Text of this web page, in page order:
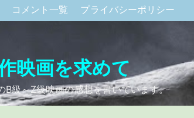
コメント一覧 プライバシーポリシー
映画を求めて
級～Z級映画の感想を書いています。